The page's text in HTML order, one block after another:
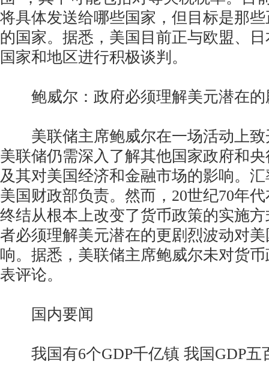
将具体发送给哪些国家，但目标是那
的国家。据悉，美国目前正与欧盟、
国家和地区进行积极谈判。
鲍威尔：政府必须理解美元潜在的
美联储主席鲍威尔在一场活动上致
美联储仍需深入了解其他国家政府和
及其对美国经济和金融市场的影响。
美国财政部负责。然而，20世纪70年
终结从根本上改变了货币政策的实施
者必须理解美元潜在的更剧烈波动对
响。据悉，美联储主席鲍威尔未对货
表评论。
国内要闻
我国有6个GDP千亿镇 我国GDP五